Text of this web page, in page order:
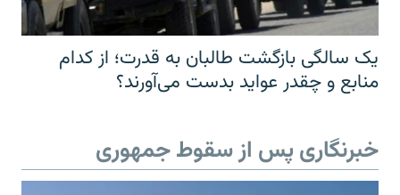
یک سالگی بازگشت طالبان به قدرت؛ از کدام
منابع و چقدر عواید بدست می‌آورند؟
خبرنگاری پس از سقوط جمهوری